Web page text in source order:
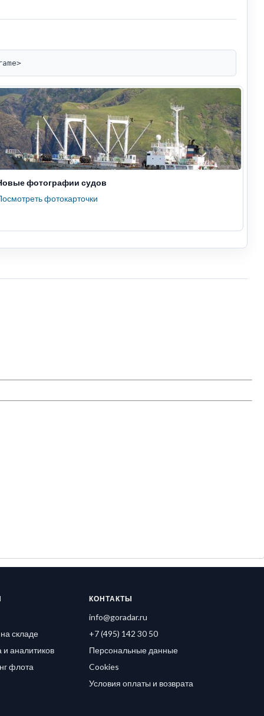
фотографии судов
фотокарточки
складе
аналитиков
флота
КОНТАКТЫ
info@goradar.ru
+7 (495) 142 30 50
Персональные данные
Cookies
Условия оплаты и возврата